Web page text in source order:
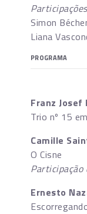
Simon
Liana
PROGRAMA
Franz Josef
Trio nº 15
Camille
O Cisne
Participação
Ernesto